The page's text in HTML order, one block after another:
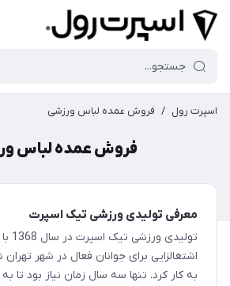
اسپرت رول / فروش عمده لباس ورزشی
فروش عمده لباس
معرفی تولیدی ورزشی تیک اسپرت
تولیدی
اشتغالزایی برای جوانان فعال در شهر
به کار کرد. تنها سه سال زمان نیاز بود تا